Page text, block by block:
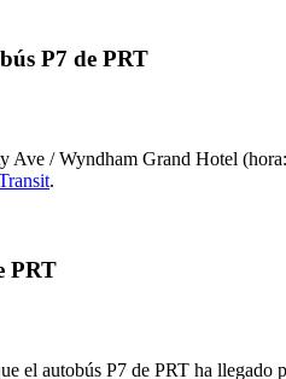
P7 de PRT
Ave / Wyndham Grand Hotel
.
PRT
el autobús P7 de PRT ha